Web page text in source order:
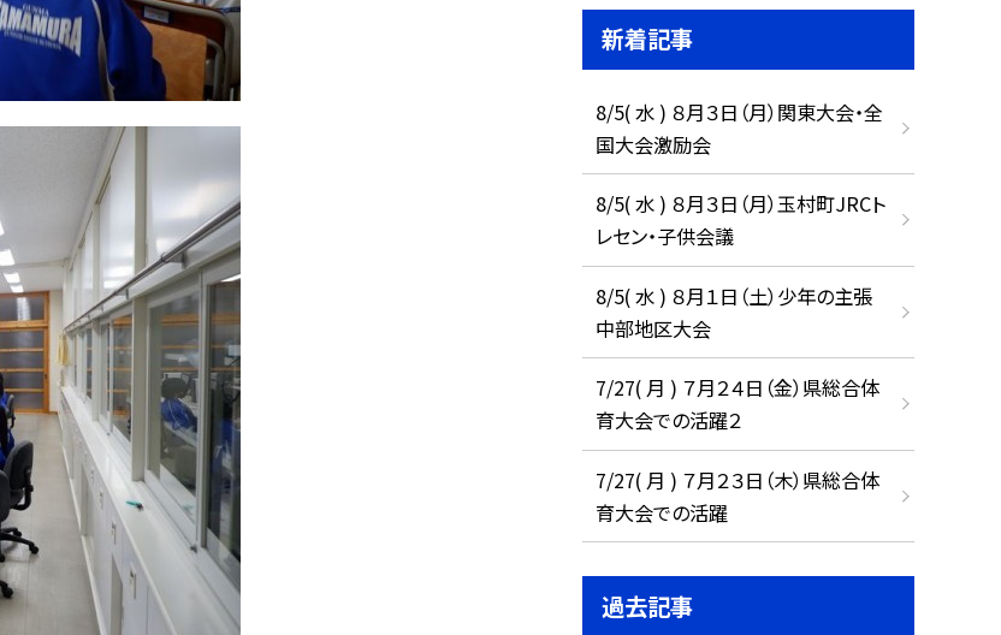
新着記事
8/5( 水 ) ８月３日（月）関東大会・全
国大会激励会
8/5( 水 ) ８月３日（月）玉村町JRCト
レセン・子供会議
8/5( 水 ) ８月１日（土）少年の主張
中部地区大会
7/27( 月 ) ７月２４日（金）県総合体
育大会での活躍２
7/27( 月 ) ７月２３日（木）県総合体
育大会での活躍
過去記事